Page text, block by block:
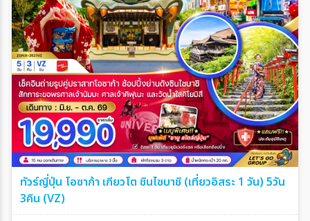
ทัวร์ญี่ปุ่น โอซาก้า เกียวโต ชินไซบาชิ (เที่ยวอิสระ 1 วัน) 5วัน
3คืน (VZ)